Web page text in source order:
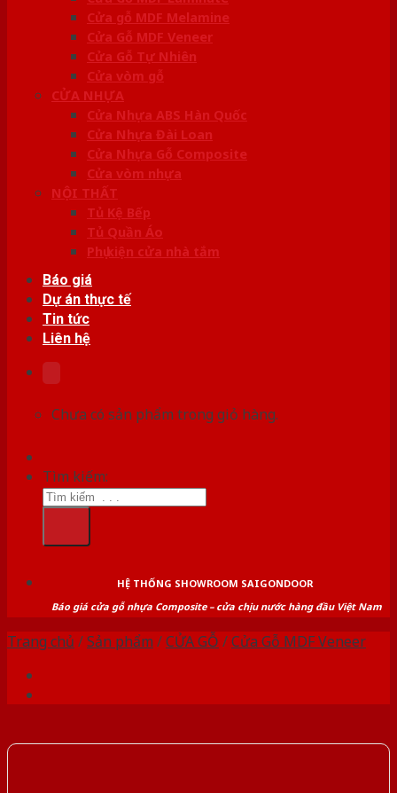
Cửa gỗ MDF Melamine
Cửa Gỗ MDF Veneer
Cửa Gỗ Tự Nhiên
Cửa vòm gỗ
CỬA NHỰA
Cửa Nhựa ABS Hàn Quốc
Cửa Nhựa Đài Loan
Cửa Nhựa Gỗ Composite
Cửa vòm nhựa
NỘI THẤT
Tủ Kệ Bếp
Tủ Quần Áo
Phụ kiện cửa nhà tắm
Báo giá
Dự án thực tế
Tin tức
Liên hệ
Chưa có sản phẩm trong giỏ hàng.
Tìm kiếm:
HỆ THỐNG SHOWROOM SAIGONDOOR
Báo giá cửa gỗ nhựa Composite – cửa chịu nước hàng đầu Việt Nam
Trang chủ /Sản phẩm /CỬA GỖ /Cửa Gỗ MDF Veneer